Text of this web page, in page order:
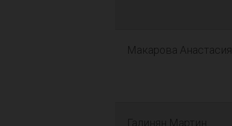
Макарова Анастасия
Галинян Мартин